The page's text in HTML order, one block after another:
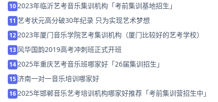
10 2023年临沂艺考音乐集训机构「考前集训基地招生」
11 艺考状元高分破30年纪录 只为实现艺术梦想
12 2023年厦门音乐学院艺考集训机构（厦门比较好的艺考学校）
13 风华国韵2019高考冲刺班正式开班
14 2025年重庆艺考音乐班哪家好「26届集训招生」
15 济南一对一音乐培训哪家好
16 2025年邯郸音乐艺考培训机构哪家好推荐「考前集训营招生中」